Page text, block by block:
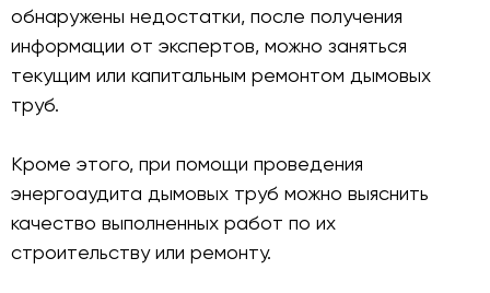
обнаружены недостатки, после получения
информации от экспертов, можно заняться
текущим или капитальным ремонтом дымовых
труб.
Кроме этого, при помощи проведения
энергоаудита дымовых труб можно выяснить
качество выполненных работ по их
строительству или ремонту.